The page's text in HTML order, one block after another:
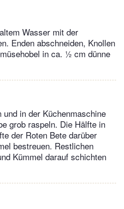
Wasser mit der
Enden abschneiden, Knollen
in ca. ½ cm dünne
in der Küchenmaschine
grob raspeln. Die Hälfte in
der Roten Bete darüber
bestreuen. Restlichen
Kümmel darauf schichten